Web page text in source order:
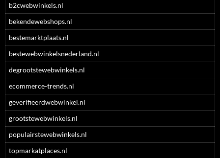
b2cwebwinkels.nl
bekendewebshops.nl
bestemarktplaats.nl
bestewebwinkelsnederland.nl
degrootstewebwinkels.nl
ecommerce-trends.nl
geverifieerdwebwinkel.nl
grootstewebwinkels.nl
populairstewebwinkels.nl
topmarkatplaces.nl